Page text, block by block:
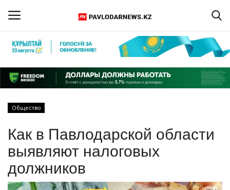
Регистрация
Главная
ПАВЛОДАРСКАЯ ОБЛАСТЬ
КАЗАХСТАН
Общество
Как в Павлодарской области
выявляют налоговых
должников